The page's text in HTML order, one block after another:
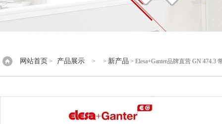
网站首页 > 产品展示 > > 新产品 > Elesa+Ganter品牌直营 GN 474.3